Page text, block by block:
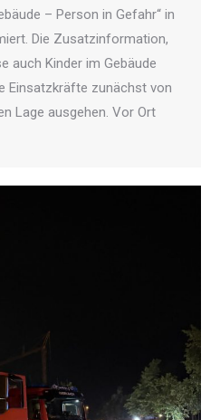
– Person in Gefahr“ in
Die Zusatzinformation,
auch Kinder im Gebäude
Einsatzkräfte zunächst von
Lage ausgehen. Vor Ort